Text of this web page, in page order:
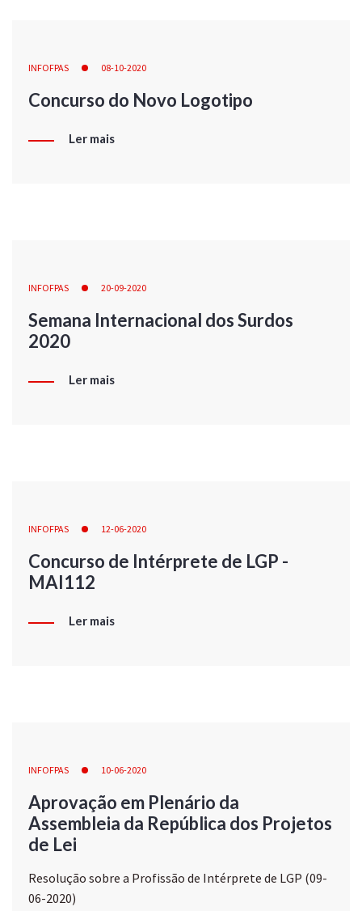
INFOFPAS 08-10-2020
Concurso do Novo Logotipo
Ler mais
INFOFPAS 20-09-2020
Semana Internacional dos Surdos
2020
Ler mais
INFOFPAS 12-06-2020
Concurso de Intérprete de LGP -
MAI112
Ler mais
INFOFPAS 10-06-2020
Aprovação em Plenário da
Assembleia da República dos Projetos
de Lei
Resolução sobre a Profissão de Intérprete de LGP (09-
06-2020)